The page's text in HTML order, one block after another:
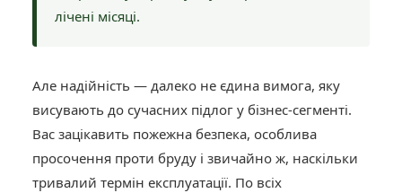
лічені місяці.
Але надійність — далеко не єдина вимога, яку
висувають до сучасних підлог у бізнес-сегменті.
Вас зацікавить пожежна безпека, особлива
просочення проти бруду і звичайно ж, наскільки
тривалий термін експлуатації. По всіх